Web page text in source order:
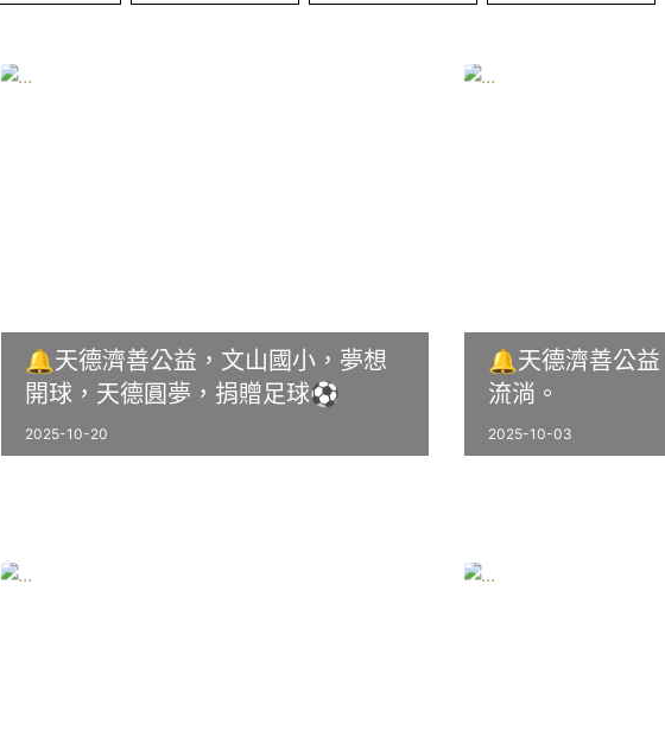
🔔天德濟善公益，文山國小，夢想
開球，天德圓夢，捐贈足球⚽️
2025-10-20
🔔天德濟善公
流淌。
2025-10-03